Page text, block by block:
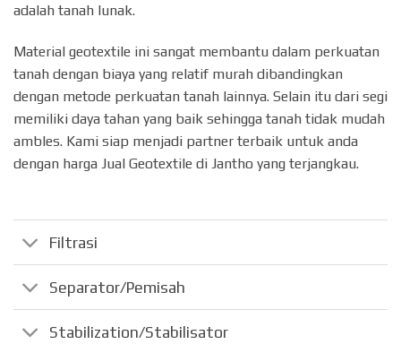
adalah tanah lunak.
Material geotextile ini sangat membantu dalam perkuatan
tanah dengan biaya yang relatif murah dibandingkan
dengan metode perkuatan tanah lainnya. Selain itu dari segi
memiliki daya tahan yang baik sehingga tanah tidak mudah
ambles. Kami siap menjadi partner terbaik untuk anda
dengan harga Jual Geotextile di Jantho yang terjangkau.
Filtrasi
Separator/Pemisah
Stabilization/Stabilisator